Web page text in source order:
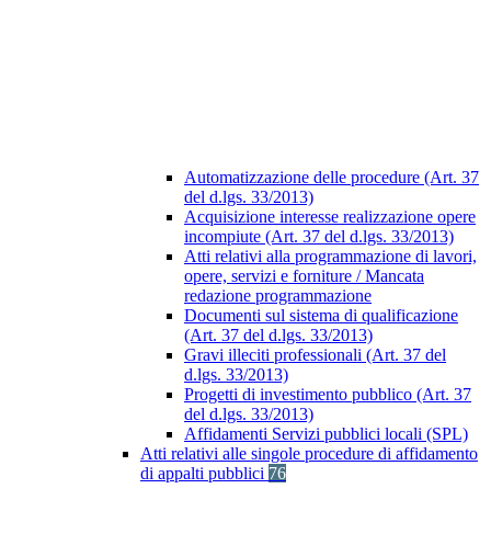
Automatizzazione delle procedure (Art. 37
del d.lgs. 33/2013)
Acquisizione interesse realizzazione opere
incompiute (Art. 37 del d.lgs. 33/2013)
Atti relativi alla programmazione di lavori,
opere, servizi e forniture / Mancata
redazione programmazione
Documenti sul sistema di qualificazione
(Art. 37 del d.lgs. 33/2013)
Gravi illeciti professionali (Art. 37 del
d.lgs. 33/2013)
Progetti di investimento pubblico (Art. 37
del d.lgs. 33/2013)
Affidamenti Servizi pubblici locali (SPL)
Atti relativi alle singole procedure di affidamento
di appalti pubblici 76